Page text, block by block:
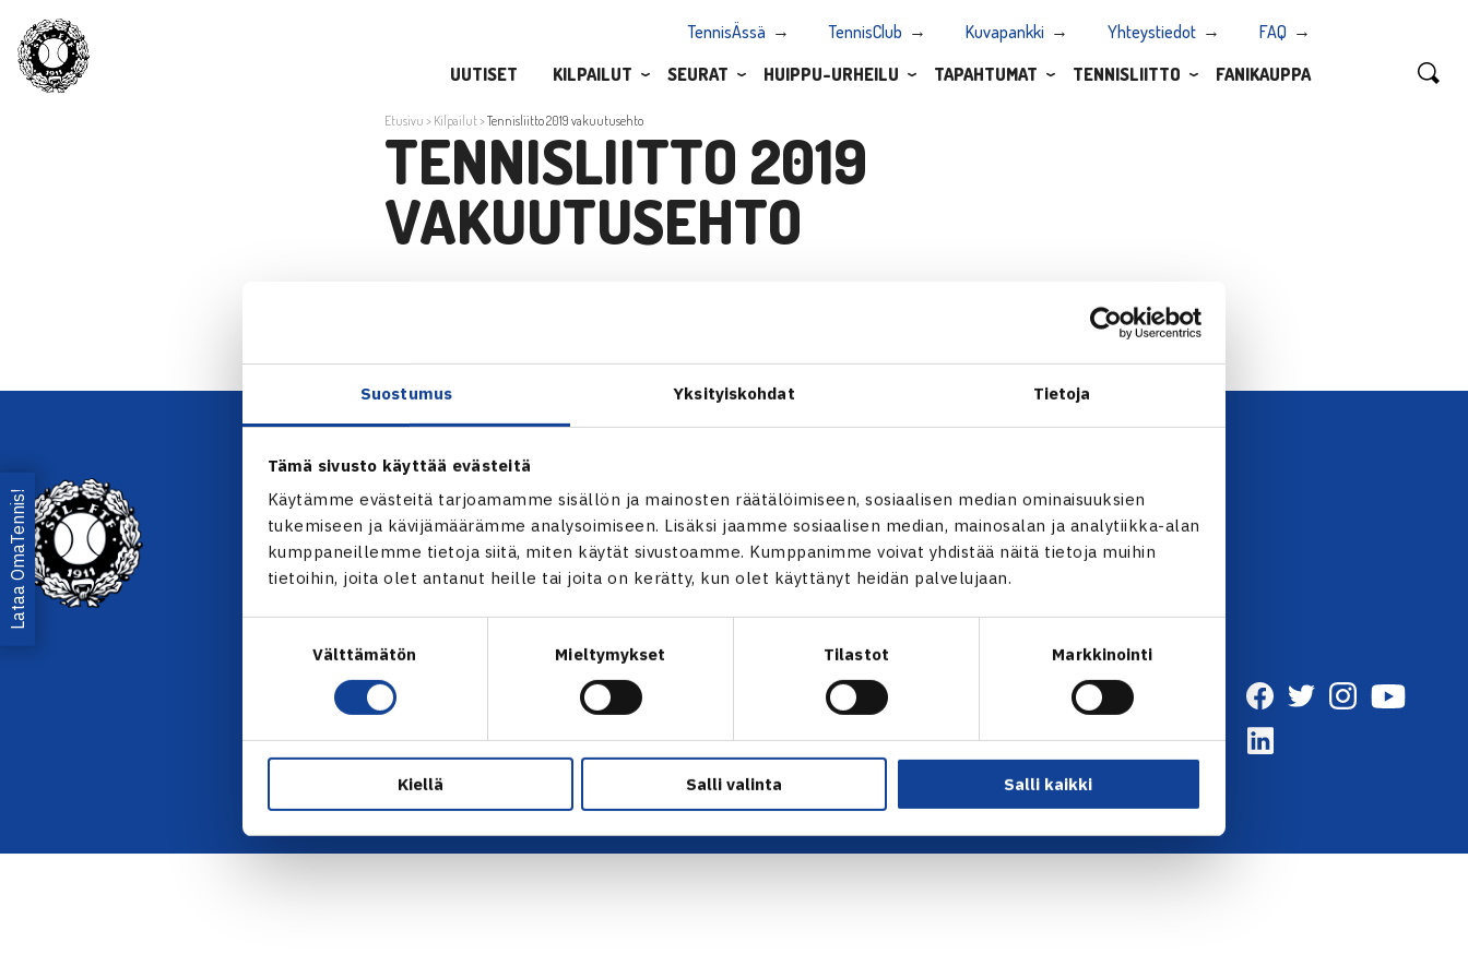
Suostumus Yksityiskohdat Tietoja
Tämä sivusto käyttää evästeitä
Käytämme evästeitä tarjoamamme sisällön ja mainosten räätälöimiseen, sosiaalisen median ominaisuuksien
tukemiseen ja kävijämäärämme analysoimiseen. Lisäksi jaamme sosiaalisen median, mainosalan ja analytiikka-alan
kumppaneillemme tietoja siitä, miten käytät sivustoamme. Kumppanimme voivat yhdistää näitä tietoja muihin
tietoihin, joita olet antanut heille tai joita on kerätty, kun olet käyttänyt heidän palvelujaan.
Välttämätön Mieltymykset Tilastot Markkinointi
Kiellä Salli valinta Salli kaikki
TennisÄssä TennisClub Kuvapankki Yhteystiedot
FAQ
UUTISET
KILPAILUT SEURAT HUIPPU-URHEILU TAPAHTUMAT TENNISLIITTO FANIKAUPPA
Etusivu > Kilpailut>Tennisliitto 2019 vakuutusehto
TENNISLIITTO 2019
VAKUUTUSEHTO
Lataa OmaTennis!
YHTEYSTIEDOT
Olympiastadion, Paavo Nurmen tie 1,
00250 Helsinki
Puh. 010 574 3959
Toimiston puhelinajat:
Muina aikoina olkaa yhteydessä
sähköpostitse: toimisto@tennis.fi
KAIKKI YHTEYSTIEDOT →
ALOITA HARRASTUS →
ALOITA KILPAILEMINEN →
TENNIKSEN STRATEGIA 2024 →
VASTUULLISUUSOHJELMA →
FAQ – USEIN KYSYTYT KYSYMYKSET
→
EVÄSTEET →
TIETOSUOJASELOSTE →
TILAA UUTISKIRJE →